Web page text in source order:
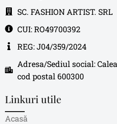
SC. FASHION ARTIST. SRL
CUI: RO49700392
REG: J04/359/2024
Adresa/Sediul social:
cod postal 600300
Linkuri utile
Acasă